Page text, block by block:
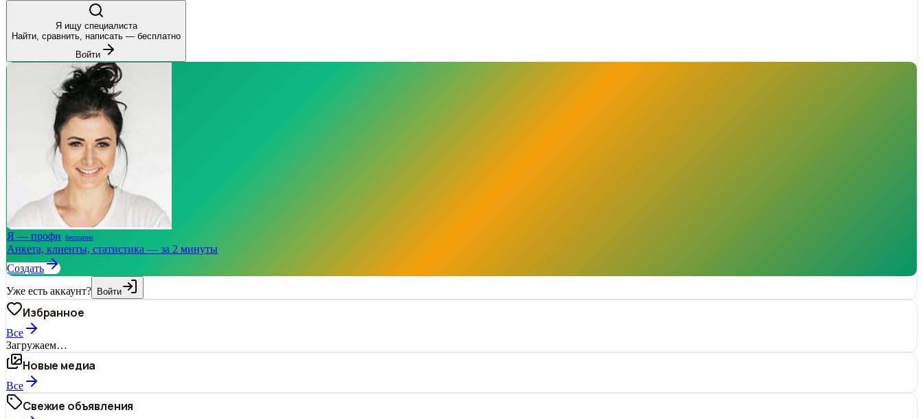
Я ищу специалиста
Найти, сравнить, написать — бесплатно
Войти
Я — профи бесплатно
Анкета, клиенты, статистика — за 2 минуты
Создать
Уже есть аккаунт? Войти
Избранное
Все
Загружаем…
Новые медиа
Все
Свежие объявления